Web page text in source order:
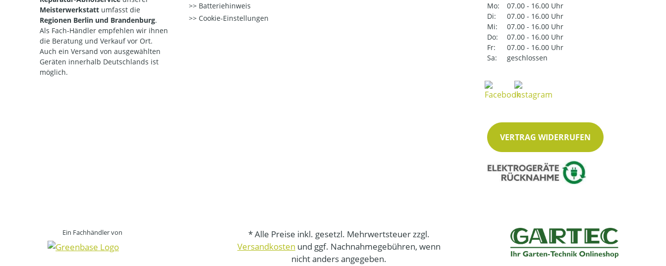
Meisterwerkstatt umfasst die
Regionen Berlin und Brandenburg.
Als Fach-Händler empfehlen wir ihnen
die Beratung und Verkauf vor Ort.
Auch ein Versand von ausgewählten
Geräten innerhalb Deutschlands ist
möglich.
Batteriehinweis
Cookie-Einstellungen
Mo:
07.00 - 16.00 Uhr
Di:
07.00 - 16.00 Uhr
Mi:
07.00 - 16.00 Uhr
Do:
07.00 - 16.00 Uhr
Fr:
07.00 - 16.00 Uhr
Sa:
geschlossen
VERTRAG WIDERRUFEN
Ein Fachhändler von
* Alle Preise inkl. gesetzl. Mehrwertsteuer zzgl.
Versandkosten und ggf. Nachnahmegebühren, wenn
nicht anders angegeben.